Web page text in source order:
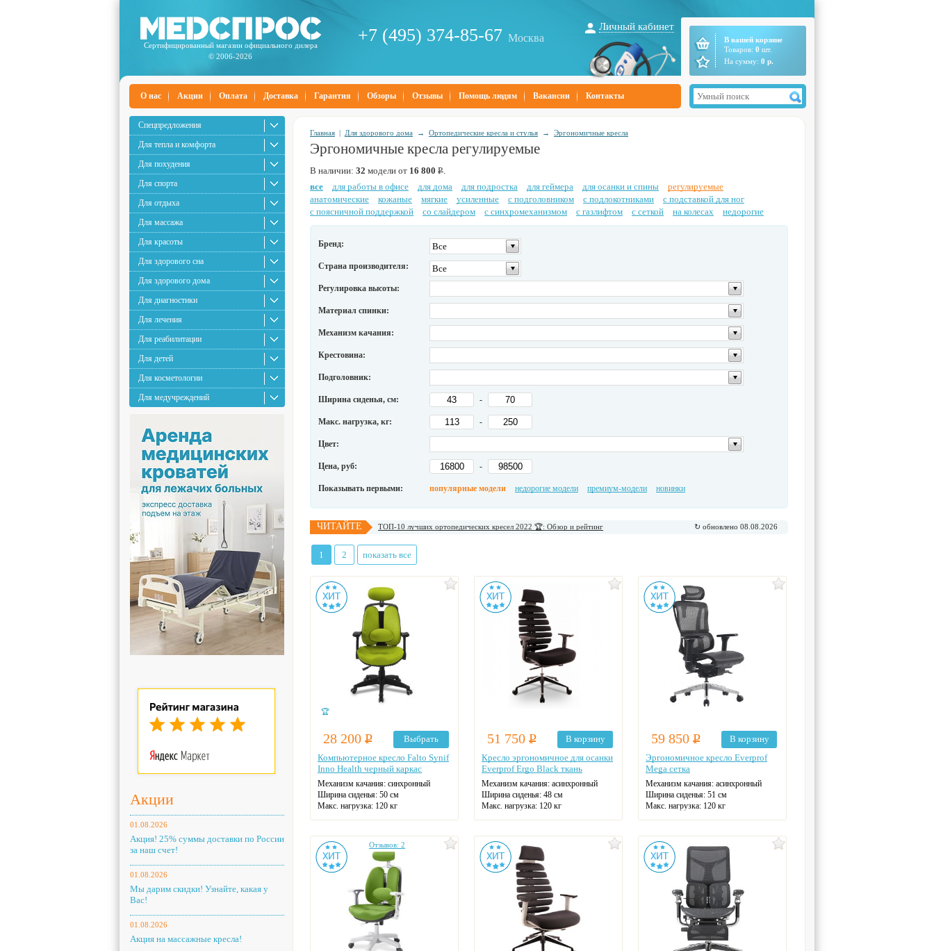
Сертифицированный магазин официального дилера
© 2006-2026
+7 (495) 374-85-67 Москва
Личный кабинет
В вашей корзине
Товаров: 0 шт.
На сумму: 0 р.
О нас Акции Оплата Доставка Гарантия Обзоры Отзывы Помощь людям Вакансии Контакты
Спецпредложения
Для тепла и комфорта
Для похудения
Для спорта
Для отдыха
Для массажа
Для красоты
Для здорового сна
Для здорового дома
Для диагностики
Для лечения
Для реабилитации
Для детей
Для косметологии
Для медучреждений
Акции
01.08.2026
Акция! 25% суммы доставки по России
за наш счет!
01.08.2026
Мы дарим скидки! Узнайте, какая у
Вас!
01.08.2026
Акция на массажные кресла!
Главная | Для здорового дома → Ортопедические кресла и стулья → Эргономичные кресла
Эргономичные кресла регулируемые
В наличии: 32 модели от 16 800 Р.
все
для работы в офисе для дома для подростка для геймера для осанки и спины
регулируемые
анатомические
кожаные мягкие усиленные с подголовником с подлокотниками
с подставкой для ног
с поясничной поддержкой
со слайдером с синхромеханизмом с газлифтом с сеткой на колесах недорогие
Бренд: Все
Страна производителя: Все
Регулировка высоты:
Материал спинки:
Механизм качания:
Крестовина:
Подголовник:
Ширина сиденья, см: -
Макс. нагрузка, кг: -
Цвет:
Цена, руб: -
Показывать первыми: популярные модели недорогие модели премиум-модели новинки
ЧИТАЙТЕ ТОП-10 лучших ортопедических кресел 2022 🏆: Обзор и рейтинг ↻ обновлено 08.08.2026
1 2 показать все
🏆
28 200 Р
Выбрать
Компьютерное кресло Falto Synif
Inno Health черный каркас
Механизм качания: синхронный
Ширина сиденья: 50 см
Макс. нагрузка: 120 кг
Регулировка высоты: газлифт
Крестовина: пластиковая
Цвет: на выбор
51 750 Р
В корзину
Кресло эргономичное для осанки
Everprof Ergo Black ткань
Механизм качания: асинхронный
Ширина сиденья: 48 см
Макс. нагрузка: 120 кг
Регулировка высоты: газлифт
Крестовина: алюминиевая
Цвет: черный
59 850 Р
В корзину
Эргономичное кресло Everprof
Mega сетка
Механизм качания: асинхронный
Ширина сиденья: 51 см
Макс. нагрузка: 120 кг
Регулировка высоты: газлифт
Крестовина: алюминиевая
Цвет: черный
Отзывов: 2